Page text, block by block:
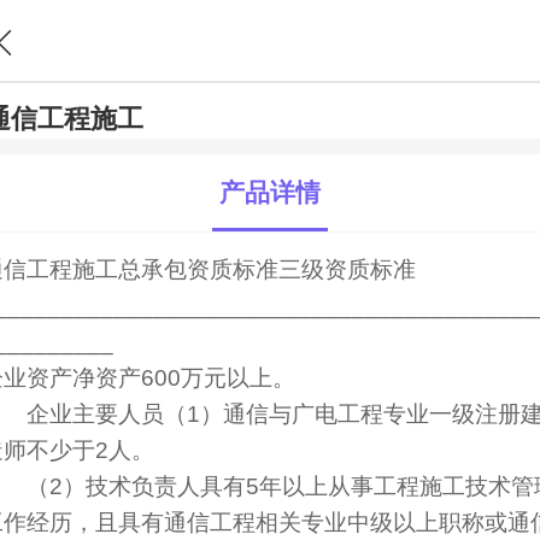
信工程施工
产品详情
工程施工总承包资质标准三级资质标准
资产净资产600万元以上。
业主要人员（1）通信与广电工程专业一级注册
不少于2人。
2）技术负责人具有5年以上从事工程施工技术管
经历，且具有通信工程相关专业中级以上职称或通